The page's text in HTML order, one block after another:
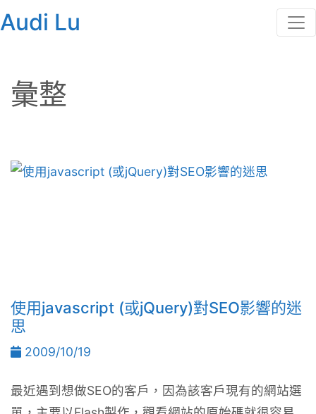
Audi Lu
彙整
使用javascript (或jQuery)對SEO影響的迷
思
2009/10/19
最近遇到想做SEO的客戶，因為該客戶現有的網站選